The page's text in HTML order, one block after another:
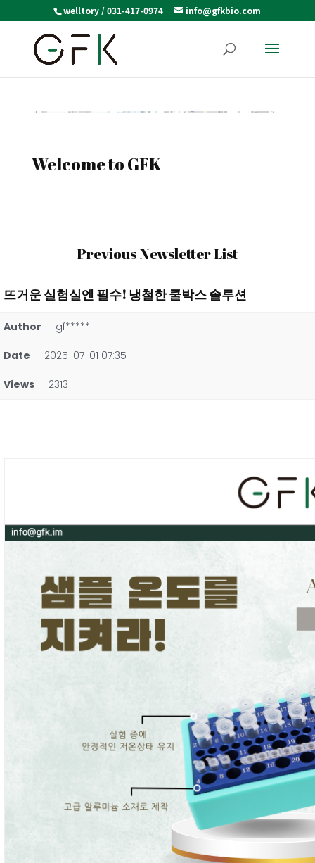
welltory / 031-417-0974 info@gfkbio.com
Welcome to GFK
Previous Newsletter List
뜨거운 실험실엔 필수! 냉철한 쿨박스 솔루션
Author gf*****
Date 2025-07-01 07:35
Views 2313